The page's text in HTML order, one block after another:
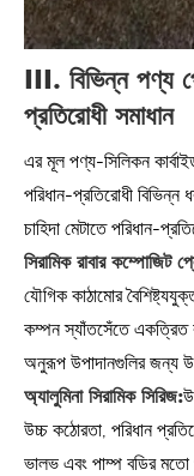
III. বিভিন্ন পণ্য
প্রতিরোধী সমাধান
এর মূল পণ্য-সিলিকন
পরিধান-প্রতিরোধী বিভিন্ন
চাহিদা মেটাতে পরিধান-
সিরামিক রাবার কম্পোজিট
যৌগিক কাঠামোর
কম্পন স্যাঁতসেঁতে একত্রিত
অনুরূপ উপাদানগুলির জন্য
অ্যালুমিনা সিরামিক সিরিজ:
উচ্চ কঠোরতা, পরিধান
ভালভ এবং পাম্প বডির মতো